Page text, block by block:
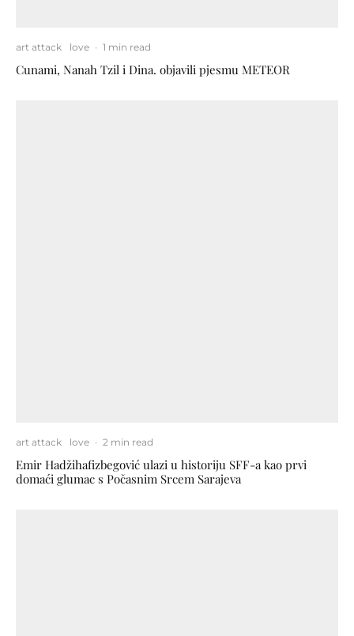
art attack love · 1 min read
Cunami, Nanah Tzil i Dina. objavili pjesmu METEOR
art attack love · 2 min read
Emir Hadžihafizbegović ulazi u historiju SFF-a kao prvi
domaći glumac s Počasnim Srcem Sarajeva